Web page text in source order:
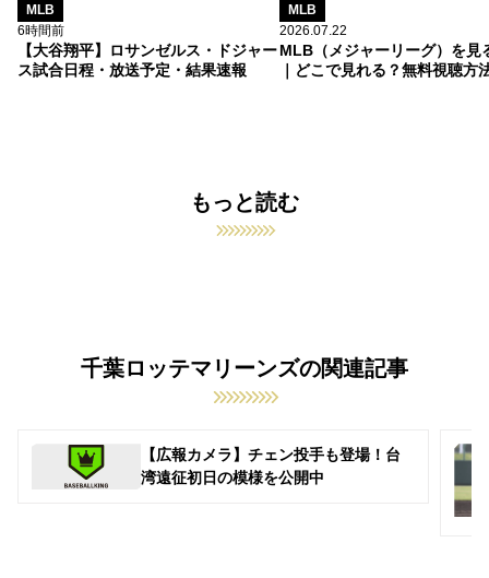
MLB
6時間前
【大谷翔平】ロサンゼルス・ドジャー
ス試合日程・放送予定・結果速報
MLB
2026.07.22
MLB（メジャーリーグ）を見
｜どこで見れる？無料視聴方
もっと読む
千葉ロッテマリーンズの関連記事
【広報カメラ】チェン投手も登場！台
湾遠征初日の模様を公開中